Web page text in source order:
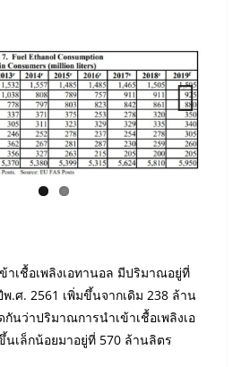
Next
าเชื้อเพลิงเอทานอล มีปริมาณอยู่ที่
.ศ. 2561 เพิ่มขึ้นจากเดิม 238 ล้าน
นว่าปริมาณการนำเข้าเชื้อเพลิงเอ
เล็กน้อยมาอยู่ที่ 570 ล้านลิตร